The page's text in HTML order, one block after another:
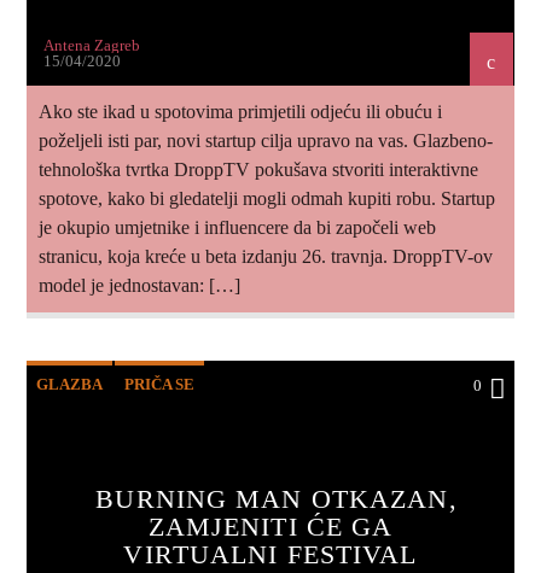
Antena Zagreb
15/04/2020
Ako ste ikad u spotovima primjetili odjeću ili obuću i
poželjeli isti par, novi startup cilja upravo na vas. Glazbeno-
tehnološka tvrtka DroppTV pokušava stvoriti interaktivne
spotove, kako bi gledatelji mogli odmah kupiti robu. Startup
je okupio umjetnike i influencere da bi započeli web
stranicu, koja kreće u beta izdanju 26. travnja. DroppTV-ov
model je jednostavan: […]
GLAZBA PRIČA SE 0
BURNING MAN OTKAZAN,
ZAMJENITI ĆE GA
VIRTUALNI FESTIVAL